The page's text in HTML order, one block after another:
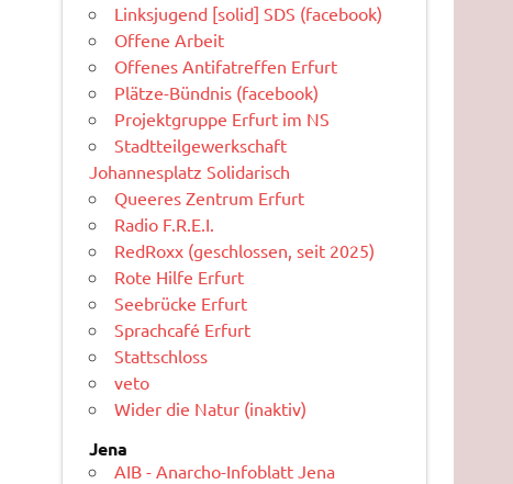
Linksjugend [solid] SDS (facebook)
Offene Arbeit
Offenes Antifatreffen Erfurt
Plätze-Bündnis (facebook)
Projektgruppe Erfurt im NS
Stadtteilgewerkschaft
Johannesplatz Solidarisch
Queeres Zentrum Erfurt
Radio F.R.E.I.
RedRoxx (geschlossen, seit 2025)
Rote Hilfe Erfurt
Seebrücke Erfurt
Sprachcafé Erfurt
Stattschloss
veto
Wider die Natur (inaktiv)
Jena
AIB - Anarcho-Infoblatt Jena